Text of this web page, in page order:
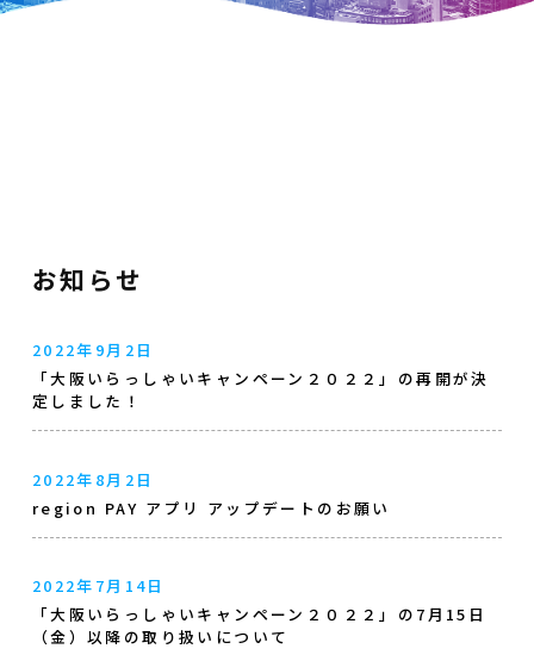
お知らせ
2022年9月2日
「大阪いらっしゃいキャンペーン２０２２」の再開が決
定しました！
2022年8月2日
region PAY アプリ アップデートのお願い
2022年7月14日
「大阪いらっしゃいキャンペーン２０２２」の7月15日
（金）以降の取り扱いについて